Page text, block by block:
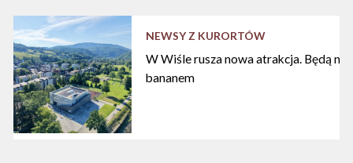
NEWSY Z KURORTÓW
W Wiśle rusza nowa atrakcja. Będą
bananem